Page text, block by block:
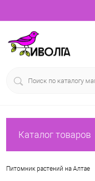
Каталог товаров
Питомник растений на Алтае